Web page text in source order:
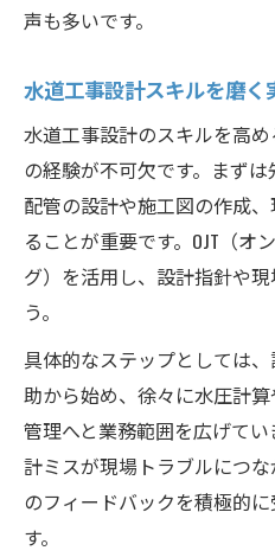
声も多いです。
水道工事設計スキルを磨く
水道工事設計のスキルを高
の経験が不可欠です。まずは
配管の設計や施工図の作成
ることが重要です。OJT（オ
グ）を活用し、設計指針や
う。
具体的なステップとしては
助から始め、徐々に水圧計
管理へと業務範囲を広げて
計ミスが現場トラブルにつ
のフィードバックを積極的
す。